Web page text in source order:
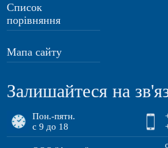
Список
порівняння
Мапа сайту
Залишайтеся на
Пон.-пятн.
с 9 до 18